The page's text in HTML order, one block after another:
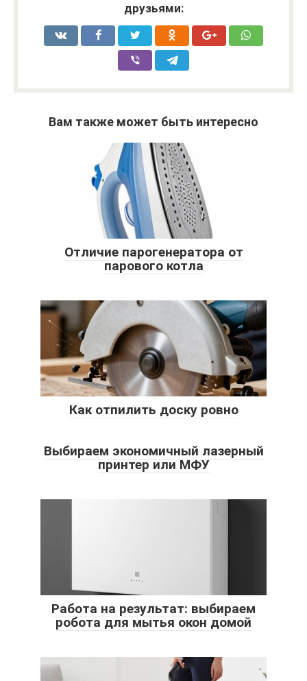
друзьями:
Вам также может быть интересно
Отличие парогенератора от
парового котла
Как отпилить доску ровно
Выбираем экономичный лазерный
принтер или МФУ
Работа на результат: выбираем
робота для мытья окон домой